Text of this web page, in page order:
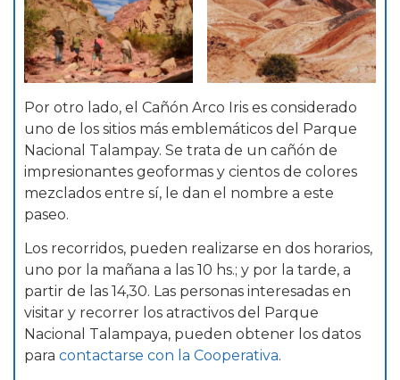
Por otro lado, el Cañón Arco Iris es considerado
uno de los sitios más emblemáticos del Parque
Nacional Talampay. Se trata de un cañón de
impresionantes geoformas y cientos de colores
mezclados entre sí, le dan el nombre a este
paseo.
Los recorridos, pueden realizarse en dos horarios,
uno por la mañana a las 10 hs.; y por la tarde, a
partir de las 14,30. Las personas interesadas en
visitar y recorrer los atractivos del Parque
Nacional Talampaya, pueden obtener los datos
para contactarse con la Cooperativa.